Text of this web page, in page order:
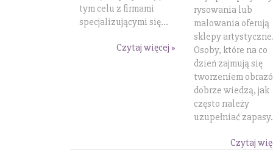
tym celu z firmami
specjalizującymi się...
Czytaj więcej »
rysowania lub
malowania oferują
sklepy
Osoby, które na co
dzień zajmują się
tworzeniem
dobrze wiedzą, jak
często należy
uzupełniać
Czytaj